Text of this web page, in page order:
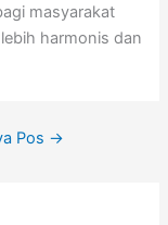
masyarakat
harmonis dan
Pos →